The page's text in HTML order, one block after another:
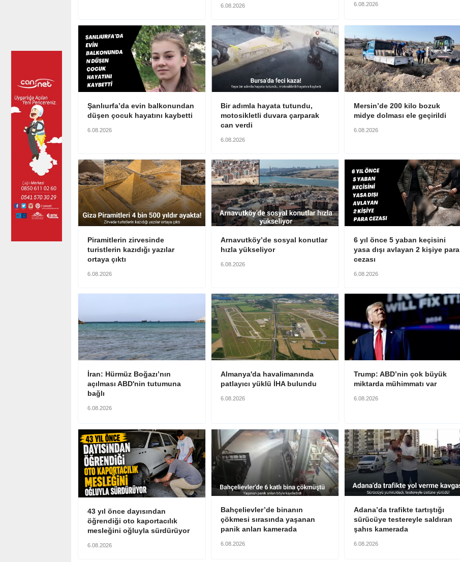
6.08.2026 6.08.2026
Şanlıurfa’da evin balkonundan
düşen çocuk hayatını kaybetti
6.08.2026
Bir adımla hayata tutundu,
motosikletli duvara çarparak
can verdi
6.08.2026
Mersin’de 200 kilo bozuk
midye dolması ele geçirildi
6.08.2026
Piramitlerin zirvesinde
turistlerin kazıdığı yazılar
ortaya çıktı
6.08.2026
Arnavutköy’de sosyal konutlar
hızla yükseliyor
6.08.2026
6 yıl önce 5 yaban keçisini
yasa dışı avlayan 2 kişiye para
cezası
6.08.2026
İran: Hürmüz Boğazı’nın
açılması ABD'nin tutumuna
bağlı
6.08.2026
Almanya'da havalimanında
patlayıcı yüklü İHA bulundu
6.08.2026
Trump: ABD’nin çok büyük
miktarda mühimmatı var
6.08.2026
43 yıl önce dayısından
öğrendiği oto kaportacılık
mesleğini oğluyla sürdürüyor
6.08.2026
Bahçelievler’de binanın
çökmesi sırasında yaşanan
panik anları kamerada
6.08.2026
Adana’da trafikte tartıştığı
sürücüye testereyle saldıran
şahıs kamerada
6.08.2026